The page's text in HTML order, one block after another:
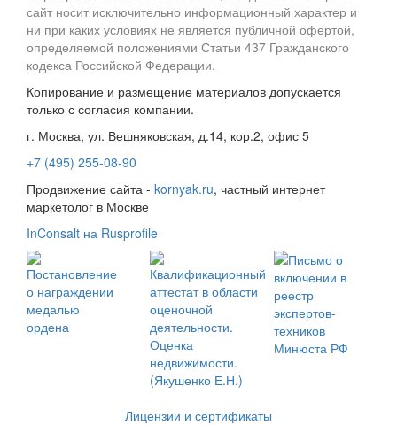
сайт носит исключительно информационный характер и
ни при каких условиях не является публичной офертой,
определяемой положениями Статьи 437 Гражданского
кодекса Российской Федерации.
Копирование и размещение материалов допускается
только с согласия компании.
г. Москва, ул. Вешняковская, д.14, кор.2, офис 5
+7 (495) 255-08-90
Продвижение сайта - kornyak.ru, частный интернет
маркетолог в Москве
InConsalt на Rusprofile
Лицензии и сертификаты